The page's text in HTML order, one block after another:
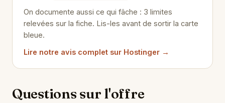
On documente aussi ce qui fâche : 3 limites
relevées sur la fiche. Lis-les avant de sortir la carte
bleue.
Lire notre avis complet sur Hostinger →
Questions sur l'offre